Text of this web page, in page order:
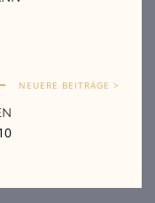
NEUERE BEITRÄGE >